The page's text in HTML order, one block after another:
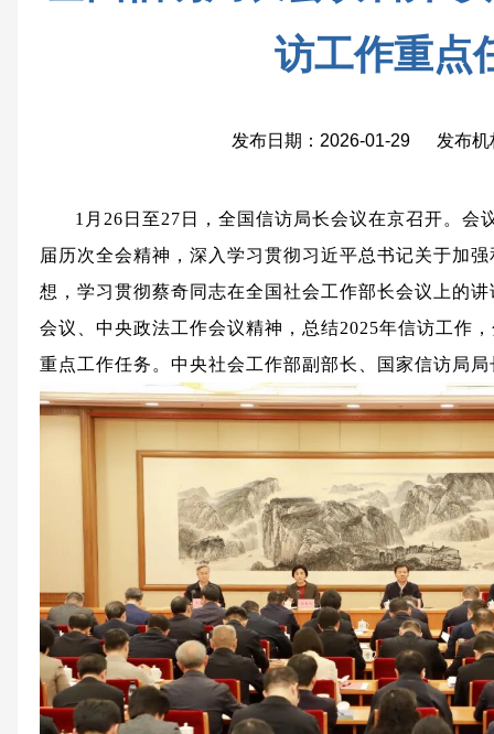
访工作重点
发布日期：2026-01-29 发布机
1月26日至27日，全国信访局长会议在京召开。会
届历次全会精神，深入学习贯彻习近平总书记关于加
想，学习贯彻蔡奇同志在全国社会工作部长会议上的
会议、中央政法工作会议精神，总结2025年信访工作
重点工作任务。中央社会工作部副部长、国家信访局